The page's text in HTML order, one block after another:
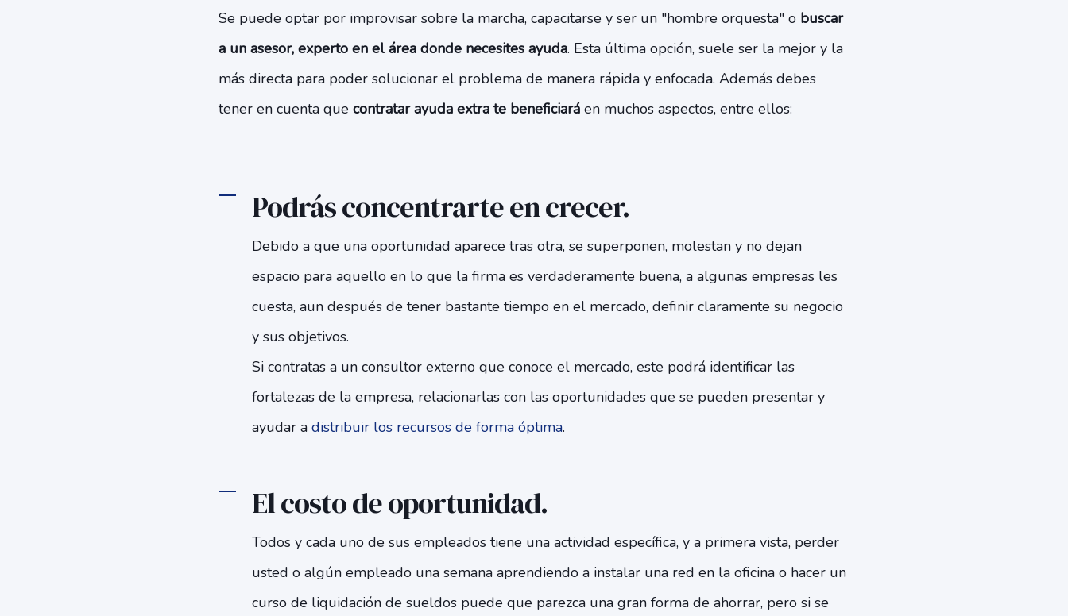
Se puede optar por improvisar sobre la marcha, capacitarse y ser un "hombre orquesta" o buscar
a un asesor, experto en el área donde necesites ayuda. Esta última opción, suele ser la mejor y la
más directa para poder solucionar el problema de manera rápida y enfocada. Además debes
tener en cuenta que contratar ayuda extra te beneficiaráen muchos aspectos, entre ellos:
Podrás concentrarte en crecer.
Debido a que una oportunidad aparece tras otra, se superponen, molestan y no dejan
espacio para aquello en lo que la firma es verdaderamente buena, a algunas empresas les
cuesta, aun después de tener bastante tiempo en el mercado, definir claramente su negocio
y sus objetivos.
Si contratas a un consultor externo que conoce el mercado, este podrá identificar las
fortalezas de la empresa, relacionarlas con las oportunidades que se pueden presentar y
ayudar a distribuir los recursos de forma óptima.
El costo de oportunidad.
Todos y cada uno de sus empleados tiene una actividad específica, y a primera vista, perder
usted o algún empleado una semana aprendiendo a instalar una red en la oficina o hacer un
curso de liquidación de sueldos puede que parezca una gran forma de ahorrar, pero si se